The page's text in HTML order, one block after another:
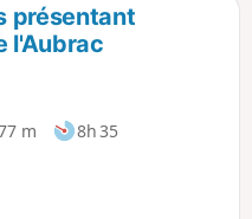
présentant
l'Aubrac
m
8h 35